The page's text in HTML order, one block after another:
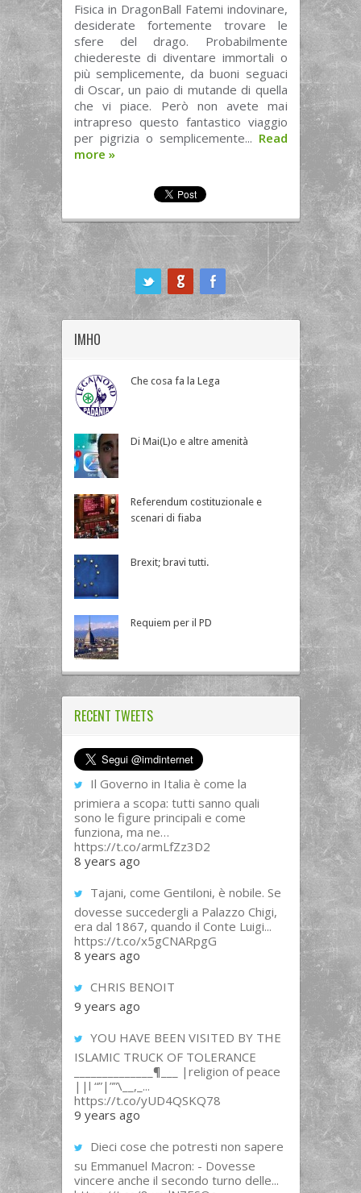
Fisica in DragonBall Fatemi indovinare,
desiderate fortemente trovare le
sfere del drago. Probabilmente
chiedereste di diventare immortali o
più semplicemente, da buoni seguaci
di Oscar, un paio di mutande di quella
che vi piace. Però non avete mai
intrapreso questo fantastico viaggio
per pigrizia o semplicemente... Read
more »
IMHO
Che cosa fa la Lega
Di Mai(L)o e altre amenità
Referendum costituzionale e
scenari di fiaba
Brexit; bravi tutti.
Requiem per il PD
RECENT TWEETS
Il Governo in Italia è come la
primiera a scopa: tutti sanno quali
sono le figure principali e come
funziona, ma ne…
https://t.co/armLfZz3D2
8 years ago
Tajani, come Gentiloni, è nobile. Se
dovesse succedergli a Palazzo Chigi,
era dal 1867, quando il Conte Luigi...
https://t.co/x5gCNARpgG
8 years ago
CHRIS BENOIT
9 years ago
YOU HAVE BEEN VISITED BY THE
ISLAMIC TRUCK OF TOLERANCE
______________¶___ |religion of peace
||l “”|””\__,_...
https://t.co/yUD4QSKQ78
9 years ago
Dieci cose che potresti non sapere
su Emmanuel Macron: - Dovesse
vincere anche il secondo turno delle...